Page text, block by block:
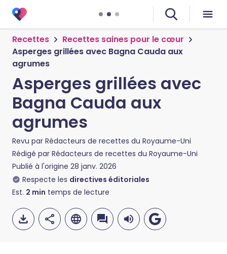
Recettes
Recettes saines pour le cœur
Asperges grillées avec Bagna Cauda aux
agrumes
Asperges grillées avec
Bagna Cauda aux
agrumes
Revu par Rédacteurs de recettes du Royaume-Uni
Rédigé par Rédacteurs de recettes du Royaume-Uni
Publié à l'origine 28 janv. 2026
Respecte les directives éditoriales
Est. 2 min temps de lecture